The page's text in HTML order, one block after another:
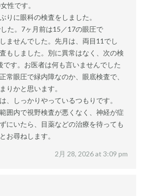
性です。
りに眼科の検査をしました。
た。7ヶ月前は15／17の眼圧で
ませんでした。先月は、両目11でし
もしました。別に異常はなく、次の検
です。お医者は何も言いませんでした
常眼圧で緑内障なのか、眼底検査で、
りかと思います。
、しっかりやっているつもりです。
囲内で視野検査が悪くなく、神経が症
にいたら、目薬などの治療を待っても
お尋ねします。
2月 28, 2026 at 3:09 pm